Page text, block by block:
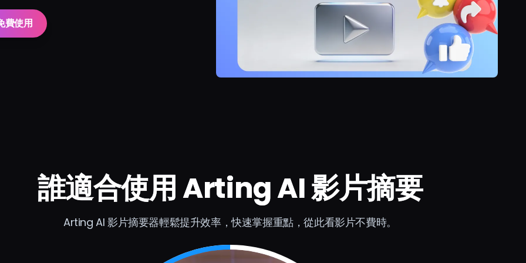
費使用
誰適合使用 Arting AI 影片摘要
Arting AI 影片摘要器輕鬆提升效率，快速掌握重點，從此看影片不費時。